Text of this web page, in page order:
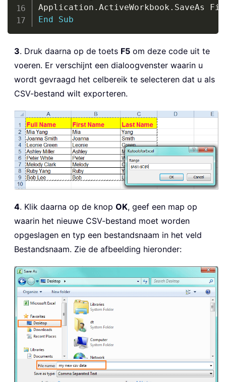
Application . ActiveWorkbook . SaveAs
End
Sub
3. Druk daarna op de toets F5 om deze code uit te
voeren. Er verschijnt een dialoogvenster waarin u
wordt gevraagd het celbereik te selecteren dat u als
CSV-bestand wilt exporteren.
4. Klik daarna op de knop OK, geef een map op
waarin het nieuwe CSV-bestand moet worden
opgeslagen en typ een bestandsnaam in het veld
Bestandsnaam. Zie de afbeelding hieronder: